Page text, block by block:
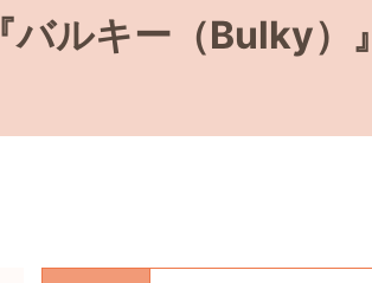
『バルキー（Bulky）』